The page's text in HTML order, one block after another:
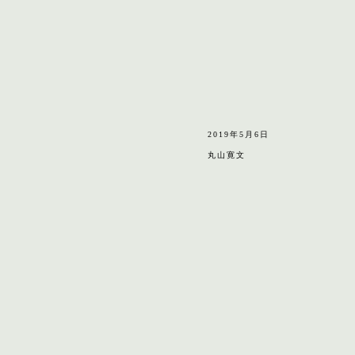
2019年5月6日
丸山寛文